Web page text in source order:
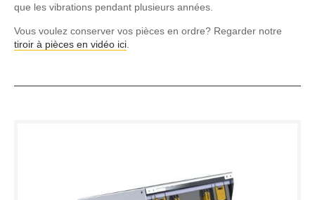
que les vibrations pendant plusieurs années.
Vous voulez conserver vos pièces en ordre? Regarder notre
tiroir à pièces en vidéo ici